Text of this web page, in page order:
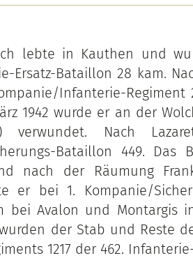
lebte in Kauthen und
Ersatz-Bataillon 28 kam.
Infanterie-
1942 wurde er an der
verwundet. Nach
Bataillon 449. Das
nach der Räumung
er bei 1. Kompanie/
bei Avalon und Montargis
der Stab und Reste
1217 der 462.